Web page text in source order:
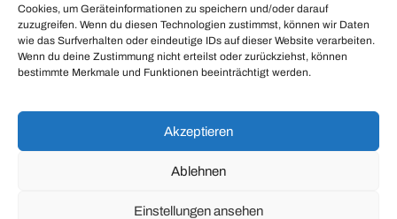
Cookies, um Geräteinformationen zu speichern und/oder darauf
zuzugreifen. Wenn du diesen Technologien zustimmst, können wir Daten
wie das Surfverhalten oder eindeutige IDs auf dieser Website verarbeiten.
Wenn du deine Zustimmung nicht erteilst oder zurückziehst, können
bestimmte Merkmale und Funktionen beeinträchtigt werden.
Akzeptieren
Ablehnen
Einstellungen ansehen